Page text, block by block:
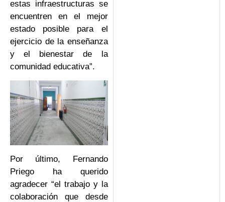
estas infraestructuras se
encuentren en el mejor
estado posible para el
ejercicio de la enseñanza
y el bienestar de la
comunidad educativa”.
Por último, Fernando
Priego ha querido
agradecer “el trabajo y la
colaboración que desde